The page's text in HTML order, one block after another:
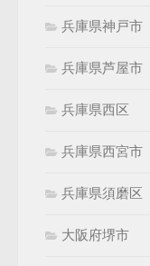
兵庫県神戸市
兵庫県芦屋市
兵庫県西区
兵庫県西宮市
兵庫県須磨区
大阪府堺市